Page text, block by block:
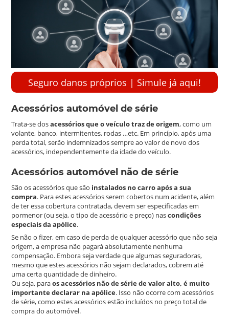
Seguro danos próprios | Simule já aqui!
Acessórios automóvel de série
Trata-se dosacessórios que o veículo traz de origem, como um
volante, banco, intermitentes, rodas …etc. Em princípio, após uma
perda total, serão indemnizados sempre ao valor de novo dos
acessórios, independentemente da idade do veículo.
Acessórios automóvel não de série
São os acessórios que são instalados no carro após a sua
compra. Para estes acessórios serem cobertos num acidente, além
de ter essa cobertura contratada, devem ser especificadas em
pormenor (ou seja, o tipo de acessório e preço) nascondições
especiais da apólice.
Se não o fizer, em caso de perda de qualquer acessório que não seja
origem, a empresa não pagará absolutamente nenhuma
compensação. Embora seja verdade que algumas seguradoras,
mesmo que estes acessórios não sejam declarados, cobrem até
uma certa quantidade de dinheiro.
Ou seja, paraos acessórios não de série de valor alto, é muito
importante declarar na apólice. Isso não ocorre com acessórios
de série, como estes acessórios estão incluídos no preço total de
compra do automóvel.